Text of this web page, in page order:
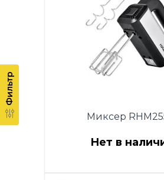
Фильтр
Кнопка извлечения
Цвет: белый. Гарантия
Миксер
Нет в